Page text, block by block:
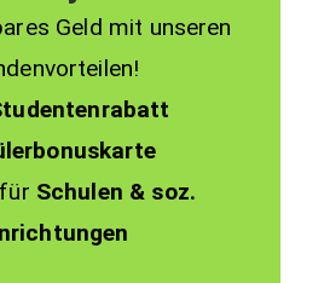
Geld mit unseren
Schulen & soz.